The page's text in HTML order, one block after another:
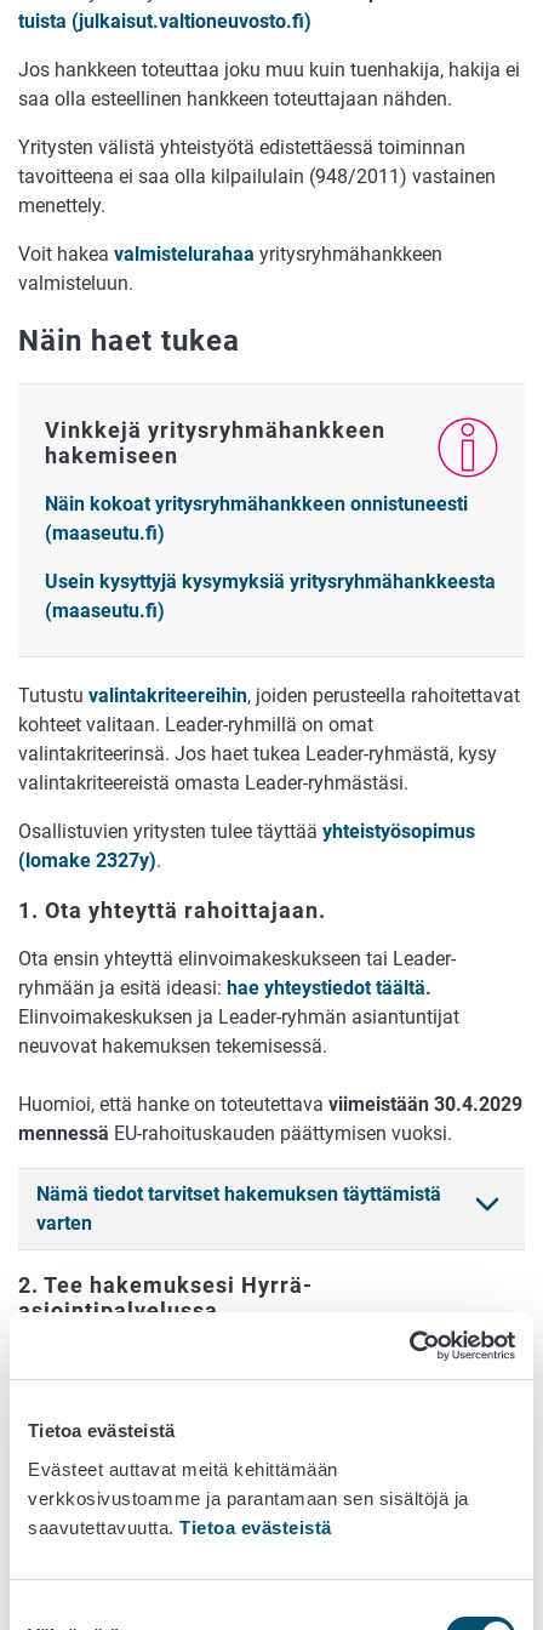
Tietoa evästeistä
Evästeet auttavat meitä kehittämään
verkkosivustoamme ja parantamaan sen sisältöjä ja
saavutettavuutta. Tietoa evästeistä
tuista (julkaisut.valtioneuvosto.fi)
Jos hankkeen toteuttaa joku muu kuin tuenhakija, hakija ei
saa olla esteellinen hankkeen toteuttajaan nähden.
Yritysten välistä yhteistyötä edistettäessä toiminnan
tavoitteena ei saa olla kilpailulain (948/2011) vastainen
menettely.
Voit hakea valmistelurahaa yritysryhmähankkeen
valmisteluun.
Näin haet tukea
Vinkkejä yritysryhmähankkeen
hakemiseen
Näin kokoat yritysryhmähankkeen onnistuneesti
(maaseutu.fi)
Usein kysyttyjä kysymyksiä yritysryhmähankkeesta
(maaseutu.fi)
Tutustu valintakriteereihin, joiden perusteella rahoitettavat
kohteet valitaan. Leader-ryhmillä on omat
valintakriteerinsä. Jos haet tukea Leader-ryhmästä, kysy
valintakriteereistä omasta Leader-ryhmästäsi.
Osallistuvien yritysten tulee täyttää yhteistyösopimus
(lomake 2327y).
1. Ota yhteyttä rahoittajaan.
Ota ensin yhteyttä elinvoimakeskukseen tai Leader-
ryhmään ja esitä ideasi: hae yhteystiedot täältä.
Elinvoimakeskuksen ja Leader-ryhmän asiantuntijat
neuvovat hakemuksen tekemisessä.
Huomioi, että hanke on toteutettava viimeistään 30.4.2029
mennessä EU-rahoituskauden päättymisen vuoksi.
Nämä tiedot tarvitset hakemuksen täyttämistä
varten
2. Tee hakemuksesi Hyrrä-
asiointipalvelussa.
Hyrrä-asiointipalveluun täytettävän
hankesuunnitelman sisältö